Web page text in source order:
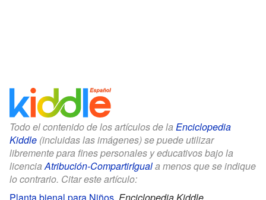
Todo el contenido de los artículos de la Enciclopedia
Kiddle (incluidas las imágenes) se puede utilizar
libremente para fines personales y educativos bajo la
licencia Atribución-CompartirIguala menos que se indique
lo contrario. Citar este artículo: